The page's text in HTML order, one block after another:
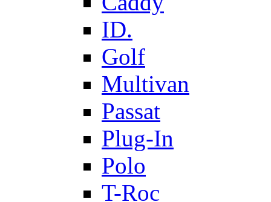
ID.
Golf
Multivan
Passat
Plug-In
Polo
T-Roc